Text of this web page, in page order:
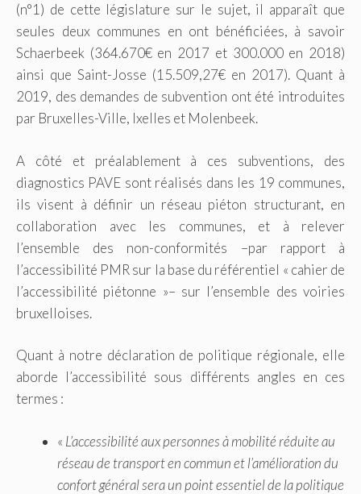
(n°1) de cette législature sur le sujet, il apparaît que
seules deux communes en ont bénéficiées, à savoir
Schaerbeek (364.670€ en 2017 et 300.000 en 2018)
ainsi que Saint-Josse (15.509,27€ en 2017). Quant à
2019, des demandes de subvention ont été introduites
par Bruxelles-Ville, Ixelles et Molenbeek.
A côté et préalablement à ces subventions, des
diagnostics PAVE sont réalisés dans les 19 communes,
ils visent à définir un réseau piéton structurant, en
collaboration avec les communes, et à relever
l’ensemble des non-conformités –par rapport à
l’accessibilité PMR sur la base du référentiel « cahier de
l’accessibilité piétonne »– sur l’ensemble des voiries
bruxelloises.
Quant à notre déclaration de politique régionale, elle
aborde l’accessibilité sous différents angles en ces
termes :
« L’accessibilité aux personnes à mobilité réduite au
réseau de transport en commun et l’amélioration du
confort général sera un point essentiel de la politique